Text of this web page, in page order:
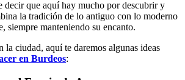
decir que aquí hay mucho por descubrir y
la tradición de lo antiguo con lo moderno
siempre manteniendo su encanto.
la ciudad, aquí te daremos algunas ideas
en Burdeos: